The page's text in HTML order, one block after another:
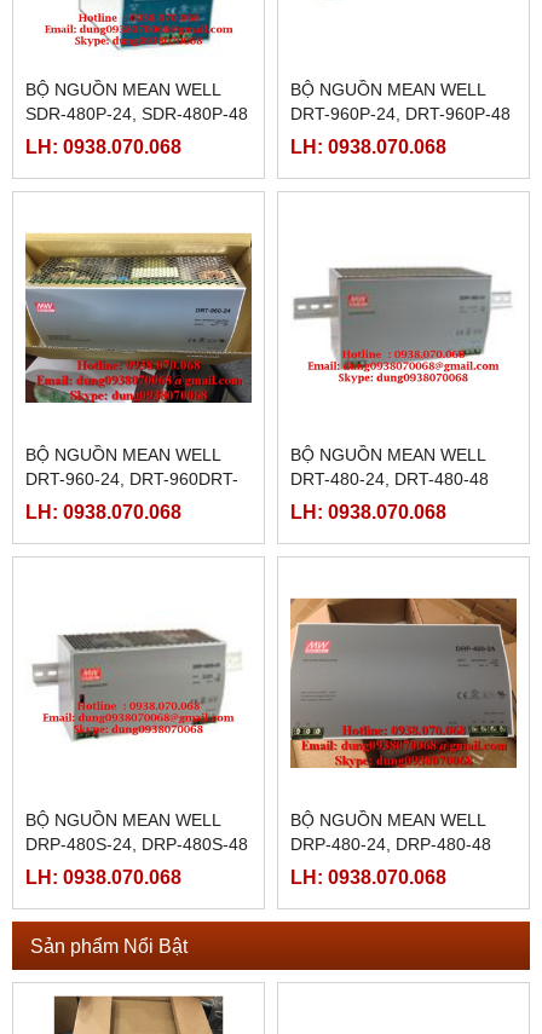
BỘ NGUỒN MEAN WELL
SDR-480P-24, SDR-480P-48
LH: 0938.070.068
BỘ NGUỒN MEAN WELL
DRT-960P-24, DRT-960P-48
LH: 0938.070.068
BỘ NGUỒN MEAN WELL
DRT-960-24, DRT-960DRT-
48
LH: 0938.070.068
BỘ NGUỒN MEAN WELL
DRT-480-24, DRT-480-48
LH: 0938.070.068
BỘ NGUỒN MEAN WELL
DRP-480S-24, DRP-480S-48
LH: 0938.070.068
BỘ NGUỒN MEAN WELL
DRP-480-24, DRP-480-48
LH: 0938.070.068
Sản phẩm Nổi Bật